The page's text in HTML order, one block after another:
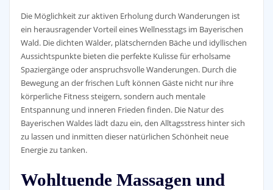
Die Möglichkeit zur aktiven Erholung durch Wanderungen ist
ein herausragender Vorteil eines Wellnesstags im Bayerischen
Wald. Die dichten Wälder, plätschernden Bäche und idyllischen
Aussichtspunkte bieten die perfekte Kulisse für erholsame
Spaziergänge oder anspruchsvolle Wanderungen. Durch die
Bewegung an der frischen Luft können Gäste nicht nur ihre
körperliche Fitness steigern, sondern auch mentale
Entspannung und inneren Frieden finden. Die Natur des
Bayerischen Waldes lädt dazu ein, den Alltagsstress hinter sich
zu lassen und inmitten dieser natürlichen Schönheit neue
Energie zu tanken.
Wohltuende Massagen und